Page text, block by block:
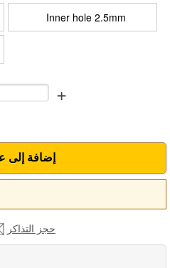
Inner hole 2.5mm
+
إضافة إلى
حجز التذاكر